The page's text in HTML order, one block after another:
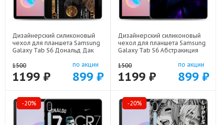
Дизайнерский силиконовый
чехол для планшета Samsung
Galaxy Tab S6 Дональд Дак
1500
1199 ₽
по акции
899 ₽
Дизайнерский силиконовый
чехол для планшета Samsung
Galaxy Tab S6 Абстракиция
1500
1199 ₽
по акции
899 ₽
-20% -20%